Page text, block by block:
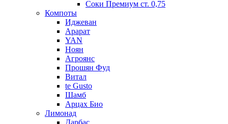
Соки Премиум ст. 0,75
Компоты
Иджеван
Арарат
YAN
Ноян
Агроянс
Прошян Фуд
Витал
te Gusto
Шамб
Арцах Био
Лимонад
Дарбас